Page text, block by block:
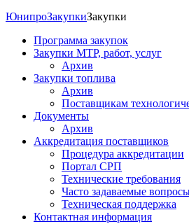
ЮнипроЗакупкиЗакупки
Программа закупок
Закупки МТР, работ, услуг
Архив
Закупки топлива
Архив
Поставщикам
Документы
Архив
Аккредитация поставщиков
Процедура аккредитации
Портал СРП
Технические требования
Часто задаваемые
Техническая поддержка
Контактная информация